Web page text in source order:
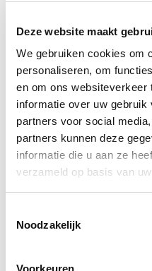
Deze website maakt
We gebruiken cookies om
personaliseren, om
en om ons websiteverkeer
informatie over uw
partners voor social
partners kunnen deze
informatie die u aan ze
verzameld op basis van
Noodzakelijk
Voorkeuren
Kostenlose
Persönliche
Kostenloser Versand
Später bezahlen
Weitere
Häufig gestellte